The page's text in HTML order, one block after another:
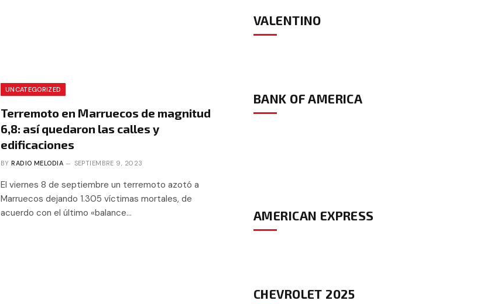
UNCATEGORIZED
Terremoto en Marruecos de magnitud
6,8: así quedaron las calles y
edificaciones
BY RADIO MELODIA SEPTIEMBRE 9, 2023
El viernes 8 de septiembre un terremoto azotó a
Marruecos dejando 1.305 víctimas mortales, de
acuerdo con el último «balance…
VALENTINO
BANK OF AMERICA
AMERICAN EXPRESS
CHEVROLET 2025